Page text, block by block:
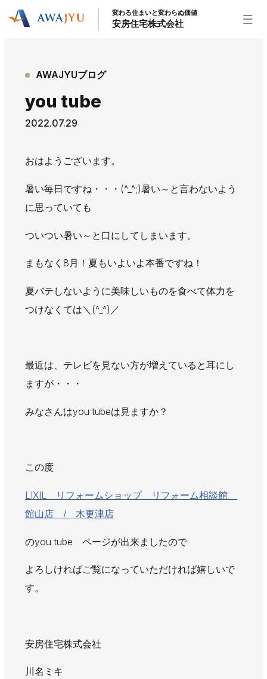
リフォーム事業
不動産事業
社長挨拶 企業情報 沿革
拠点紹介
スタッフ紹介
お知らせ
社長ブログ イベント お知らせ
チラシ
大型工事施工事例
協力会社募集
お問い合わせ
変わる住まいと変わらぬ価値
安房住宅株式会社
AWAJYUブログ
you tube
2022.07.29
おはようございます。
暑い毎日ですね・・・(^_^;)暑い～と言わないよう
に思っていても
ついつい暑い～と口にしてしまいます。
まもなく8月！夏もいよいよ本番ですね！
夏バテしないように美味しいものを食べて体力を
つけなくては＼(^_^)／
最近は、テレビを見ない方が増えていると耳にし
ますが・・・
みなさんはyou tubeは見ますか？
この度
LIXIL リフォームショップ リフォーム相談館
館山店 / 木更津店
のyou tube ページが出来ましたので
よろしければご覧になっていただければ嬉しいで
す。
安房住宅株式会社
川名ミキ